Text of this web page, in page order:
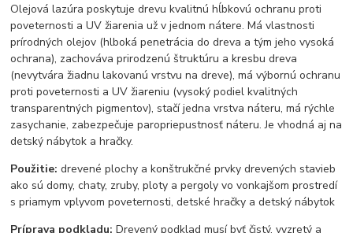
Olejová lazúra poskytuje drevu kvalitnú hĺbkovú ochranu proti
poveternosti a UV žiarenia už v jednom nátere. Má vlastnosti
prírodných olejov (hlboká penetrácia do dreva a tým jeho vysoká
ochrana), zachováva prirodzenú štruktúru a kresbu dreva
(nevytvára žiadnu lakovanú vrstvu na dreve), má výbornú ochranu
proti poveternosti a UV žiareniu (vysoký podiel kvalitných
transparentných pigmentov), stačí jedna vrstva náteru, má rýchle
zasychanie, zabezpečuje paropriepustnosť náteru. Je vhodná aj na
detský nábytok a hračky.
Použitie: drevené plochy a konštrukčné prvky drevených stavieb
ako sú domy, chaty, zruby, ploty a pergoly vo vonkajšom prostredí
s priamym vplyvom poveternosti, detské hračky a detský nábytok
Príprava podkladu:Drevený podklad musí byť čistý, vyzretý a